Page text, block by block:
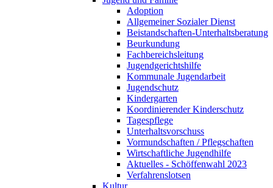
Adoption
Allgemeiner Sozialer Dienst
Beistandschaften-Unterhaltsberatung
Beurkundung
Fachbereichsleitung
Jugendgerichtshilfe
Kommunale Jugendarbeit
Jugendschutz
Kindergarten
Koordinierender Kinderschutz
Tagespflege
Unterhaltsvorschuss
Vormundschaften / Pflegschaften
Wirtschaftliche Jugendhilfe
Aktuelles - Schöffenwahl 2023
Verfahrenslotsen
Kultur